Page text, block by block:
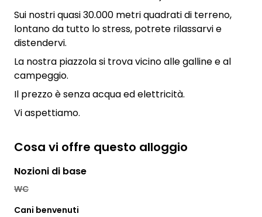
Sui nostri quasi 30.000 metri quadrati di terreno,
lontano da tutto lo stress, potrete rilassarvi e
distendervi.
La nostra piazzola si trova vicino alle galline e al
campeggio.
Il prezzo è senza acqua ed elettricità.
Vi aspettiamo.
Cosa vi offre questo alloggio
Nozioni di base
WC
Cani benvenuti